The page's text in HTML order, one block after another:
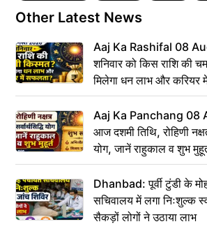
Other Latest News
Aaj Ka Rashifal 08
शनिवार को किस राशि की
मिलेगा धन लाभ और करियर
Aaj Ka Panchang 08
आज दशमी तिथि, रोहिणी
योग, जानें राहुकाल व शुभ
Dhanbad: पूर्वी टुंडी के
सचिवालय में लगा निःशुल्क
सैकड़ों लोगों ने उठाया लाभ